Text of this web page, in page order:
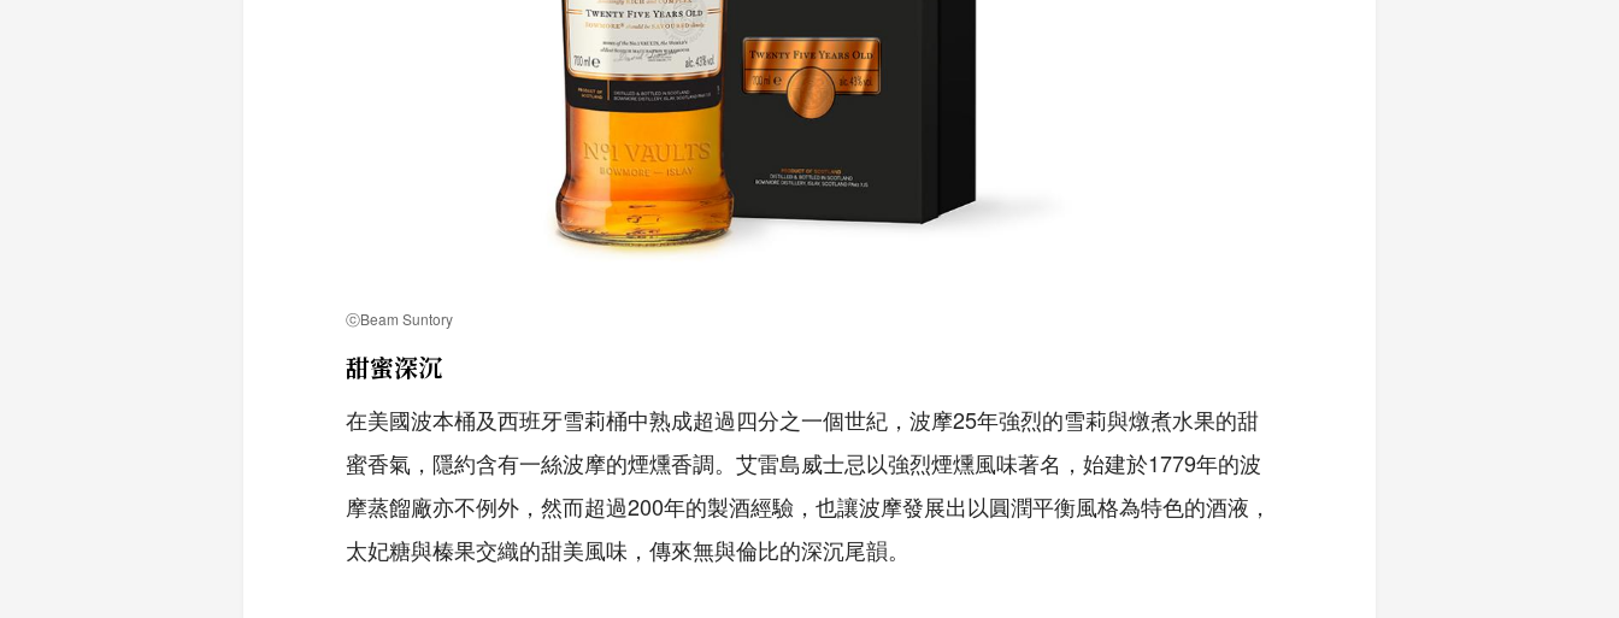
ⓒBeam Suntory
甜蜜深沉
在美國波本桶及西班牙雪莉桶中熟成超過四分之一個世紀，波摩25年強烈的雪莉與燉煮水果的甜
蜜香氣，隱約含有一絲波摩的煙燻香調。艾雷島威士忌以強烈煙燻風味著名，始建於1779年的波
摩蒸餾廠亦不例外，然而超過200年的製酒經驗，也讓波摩發展出以圓潤平衡風格為特色的酒液，
太妃糖與榛果交織的甜美風味，傳來無與倫比的深沉尾韻。